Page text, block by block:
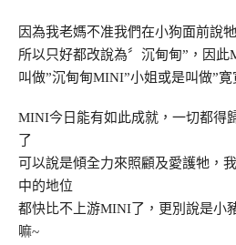
因為我老媽不准我們在小狗面前說
所以只好都改說為〞沉甸甸”，因此
叫做”沉甸甸MINI”小姐或是叫做”寛
MINI今日能有如此成就，一切都得
了
可以說是傾全力來照顧及愛護牠，
中的地位
都快比不上游MINI了，更別說是小
嘛~